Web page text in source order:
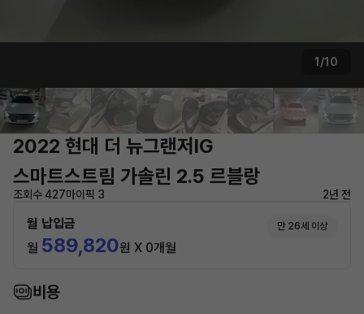
1/10
2022 현대 더 뉴그랜저IG
스마트스트림 가솔린 2.5 르블랑
조회수 427마이픽 3 2년 전
월 납입금 만 26세 이상
월 589,820원 X 0개월
비용